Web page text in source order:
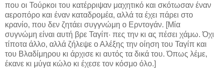
που οι Τούρκοι του κατέρριψαν μαχητικό και σκότωσαν έναν
αεροπόρο και έναν καταδρομέα, αλλά τα έχει πάρει στο
κρανίο, που δεν ζητάει συγγνώμη ο Ερντογάν. [Μία
συγνώμη είναι αυτή βρε Ταγίπ· πες την κι ας πέσει χάμω. Όχι
τίποτα άλλο, αλλά ζήλεψε ο Αλέξης την οίηση του Ταγίπ και
του Βλαδίμηρου κι άρχισε κι αυτός τα δικά του. Όπως λέμε,
έκανε κι μύγα κώλο κι έχεσε τον κόσμο όλο.]